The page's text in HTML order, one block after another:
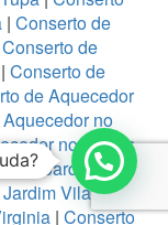
| Conserto de
Conserto de
| Conserto de
de Aquecedor
no
no Jardim
no Jardim Vila
Vila Rica
| Conserto